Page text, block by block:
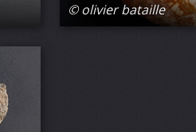
© olivier bataille